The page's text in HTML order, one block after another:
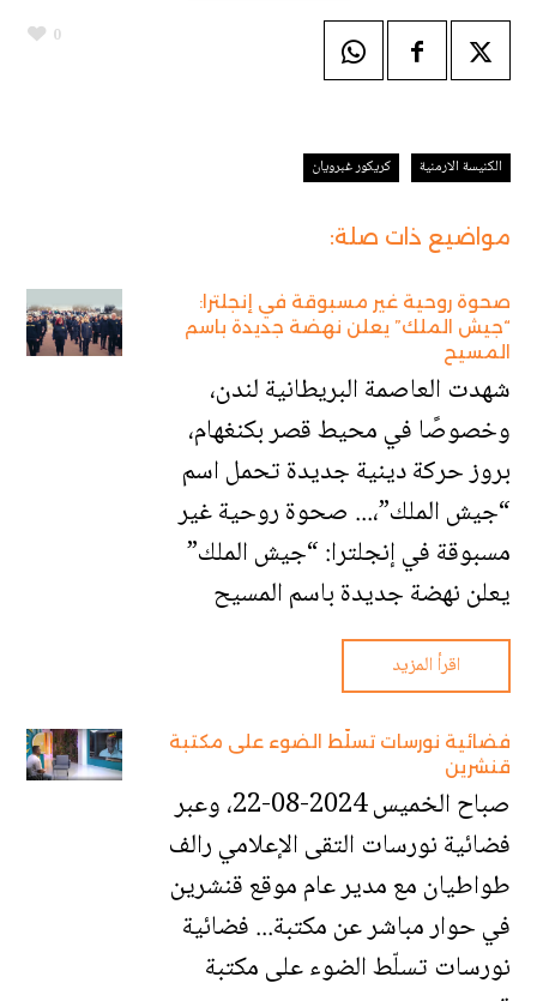
0
الكنيسة الارمنية كريكور غبرويان
مواضيع ذات صلة:
صحوة روحية غير مسبوقة في إنجلترا:
“جيش الملك” يعلن نهضة جديدة باسم
المسيح
شهدت العاصمة البريطانية لندن،
وخصوصًا في محيط قصر بكنغهام،
بروز حركة دينية جديدة تحمل اسم
“جيش الملك”،... صحوة روحية غير
مسبوقة في إنجلترا: “جيش الملك”
يعلن نهضة جديدة باسم المسيح
اقرأ المزيد
فضائية نورسات تسلّط الضوء على مكتبة
قنشرين
صباح الخميس 2024-08-22، وعبر
فضائية نورسات التقى الإعلامي رالف
طواطيان مع مدير عام موقع قنشرين
في حوار مباشر عن مكتبة... فضائية
نورسات تسلّط الضوء على مكتبة